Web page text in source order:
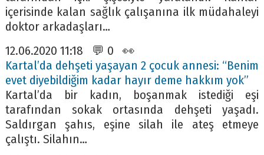
içerisinde kalan sağlık çalışanına ilk müdahaleyi
doktor arkadaşları…
12.06.2020 11:18 💬 0 👀
Kartal’da dehşeti yaşayan 2 çocuk annesi: “Benim
evet diyebildiğim kadar hayır deme hakkım yok”
Kartal’da bir kadın, boşanmak istediği eşi
tarafından sokak ortasında dehşeti yaşadı.
Saldırgan şahıs, eşine silah ile ateş etmeye
çalıştı. Silahın…